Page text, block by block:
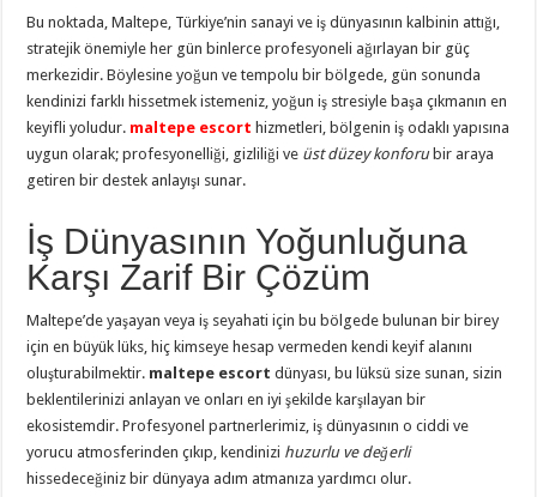
Bu noktada, Maltepe, Türkiye’nin sanayi ve iş dünyasının kalbinin attığı,
stratejik önemiyle her gün binlerce profesyoneli ağırlayan bir güç
merkezidir. Böylesine yoğun ve tempolu bir bölgede, gün sonunda
kendinizi farklı hissetmek istemeniz, yoğun iş stresiyle başa çıkmanın en
keyifli yoludur. maltepe escort hizmetleri, bölgenin iş odaklı yapısına
uygun olarak; profesyonelliği, gizliliği ve üst düzey konforubir araya
getiren bir destek anlayışı sunar.
İş Dünyasının Yoğunluğuna
Karşı Zarif Bir Çözüm
Maltepe’de yaşayan veya iş seyahati için bu bölgede bulunan bir birey
için en büyük lüks, hiç kimseye hesap vermeden kendi keyif alanını
oluşturabilmektir. maltepe escort dünyası, bu lüksü size sunan, sizin
beklentilerinizi anlayan ve onları en iyi şekilde karşılayan bir
ekosistemdir. Profesyonel partnerlerimiz, iş dünyasının o ciddi ve
yorucu atmosferinden çıkıp, kendinizi huzurlu ve değerli
hissedeceğiniz bir dünyaya adım atmanıza yardımcı olur.